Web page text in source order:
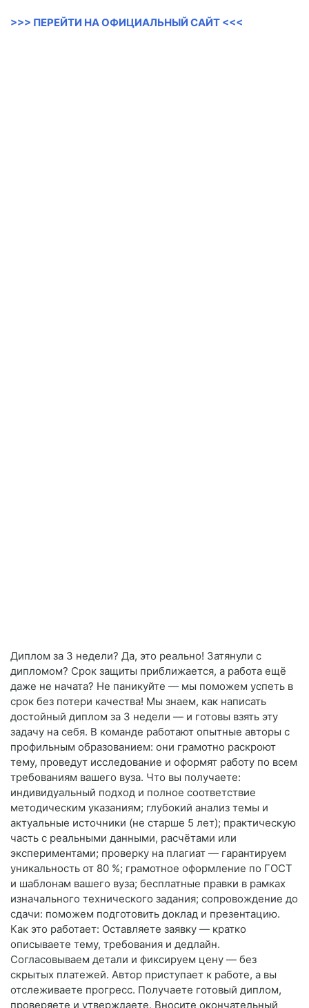
>>> ПЕРЕЙТИ НА ОФИЦИАЛЬНЫЙ САЙТ <<<
Диплом за 3 недели? Да, это реально! Затянули с
дипломом? Срок защиты приближается, а работа ещё
даже не начата? Не паникуйте — мы поможем успеть в
срок без потери качества! Мы знаем, как написать
достойный диплом за 3 недели — и готовы взять эту
задачу на себя. В команде работают опытные авторы с
профильным образованием: они грамотно раскроют
тему, проведут исследование и оформят работу по всем
требованиям вашего вуза. Что вы получаете:
индивидуальный подход и полное соответствие
методическим указаниям; глубокий анализ темы и
актуальные источники (не старше 5 лет); практическую
часть с реальными данными, расчётами или
экспериментами; проверку на плагиат — гарантируем
уникальность от 80 %; грамотное оформление по ГОСТ
и шаблонам вашего вуза; бесплатные правки в рамках
изначального технического задания; сопровождение до
сдачи: поможем подготовить доклад и презентацию.
Как это работает: Оставляете заявку — кратко
описываете тему, требования и дедлайн.
Согласовываем детали и фиксируем цену — без
скрытых платежей. Автор приступает к работе, а вы
отслеживаете прогресс. Получаете готовый диплом,
проверяете и утверждаете. Вносите окончательный